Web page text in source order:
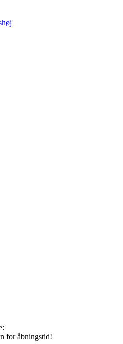
for åbningstid!